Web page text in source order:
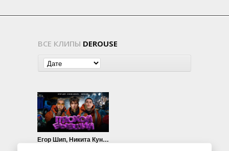
ВСЕ КЛИПЫ DEROUSE
Егор Шип, Никита Кунов, Derouse — Плохой бывший